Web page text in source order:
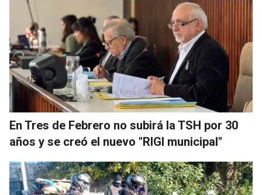
En Tres de Febrero no subirá la TSH por 30
años y se creó el nuevo "RIGI municipal"